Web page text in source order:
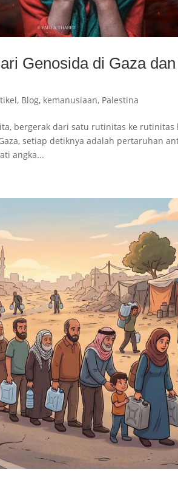
Genosida di Gaza
, Blog, kemanusiaan, Palestina
bergerak dari satu rutinitas ke
setiap detiknya adalah pertaruhan
angka...